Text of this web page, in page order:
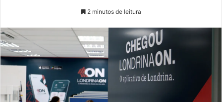
2 minutos de leitura